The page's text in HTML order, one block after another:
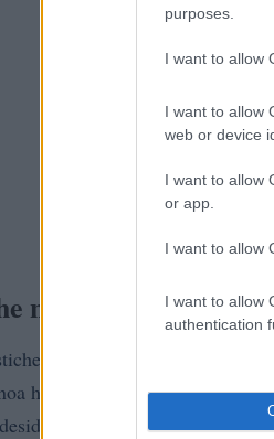
purposes.
I want to allow
I want to allow
web or device
I want to allow
or app.
I want to allow
I want to allow
authentication
non mentono
il passato recente di
ha visto la squadra lottare
Gli allenatori esperti